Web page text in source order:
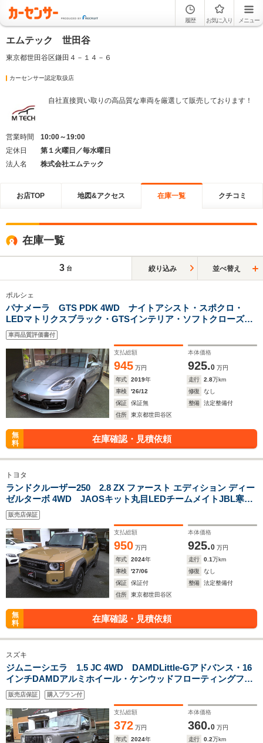
履歴 お気に入り メニュー
エムテック 世田谷
東京都世田谷区鎌田４－１４－６
カーセンサー認定取扱店
自社直接買い取りの高品質な車両を厳選して販売しております！
営業時間
10:00～19:00
定休日
第１火曜日／毎水曜日
法人名
株式会社エムテック
お店TOP 地図&アクセス 在庫一覧 クチコミ
在庫一覧
3 台 絞り込み 並べ替え
ポルシェ
パナメーラ GTS PDK 4WD ナイトアシスト・スポクロ・
LEDマトリクスブラック・GTSインテリア・ソフトクローズド
ア・プライバシーガラス・スポーツデザインPKGブラック・
CDDVDチェンジャー・HUD・ルーフカーボン調ラッピング
車両品質評価書付
支払総額
945 万円
本体価格
925.0 万円
年式
2019年 走行 2.8万km
車検
'26/12 修復
なし
保証
保証無 整備
法定整備付
住所
東京都世田谷区
無
料
在庫確認・見積依頼
トヨタ
ランドクルーザー250 2.8 ZX ファースト エディション ディー
ゼルターボ 4WD JAOSキット丸目LEDチームメイトJBL寒冷
地
販売店保証
支払総額
950 万円
本体価格
925.0 万円
年式
2024年 走行 0.1万km
車検
'27/06 修復
なし
保証
保証付 整備
法定整備付
住所
東京都世田谷区
無
料
在庫確認・見積依頼
スズキ
ジムニーシエラ 1.5 JC 4WD DAMDLittle-Gアドバンス・16
インチDAMDアルミホイール・ケンウッドフローティングフル
セグナビ・クルーズコントロール・LEDヘッドライト・シート
ヒーター・ドラレコ前後
販売店保証 購入プラン付
支払総額
372 万円
本体価格
360.0 万円
年式
2024年 走行 0.2万km